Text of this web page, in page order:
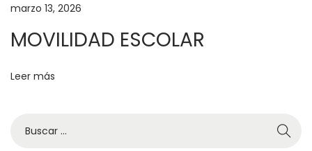
I
U
marzo 13, 2026
MOVILIDAD ESCOLAR
Leer más